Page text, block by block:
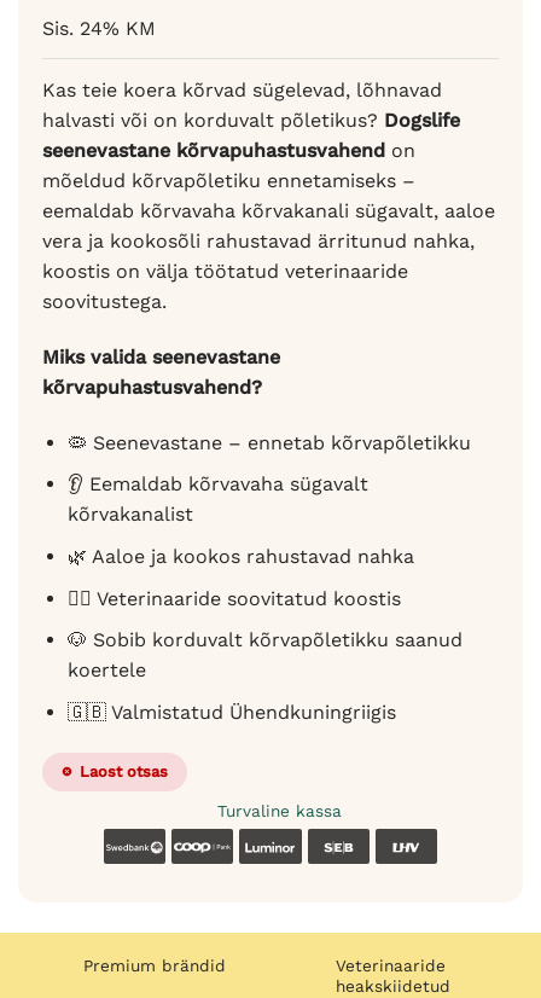
Sis. 24% KM
Kas teie koera kõrvad sügelevad, lõhnavad
halvasti või on korduvalt põletikus? Dogslife
seenevastane kõrvapuhastusvahend on
mõeldud kõrvapõletiku ennetamiseks –
eemaldab kõrvavaha kõrvakanali sügavalt, aaloe
vera ja kookosõli rahustavad ärritunud nahka,
koostis on välja töötatud veterinaaride
soovitustega.
Miks valida seenevastane
kõrvapuhastusvahend?
🦠 Seenevastane – ennetab kõrvapõletikku
👂 Eemaldab kõrvavaha sügavalt
kõrvakanalist
🌿 Aaloe ja kookos rahustavad nahka
👨‍⚕️ Veterinaaride soovitatud koostis
🐶 Sobib korduvalt kõrvapõletikku saanud
koertele
🇬🇧 Valmistatud Ühendkuningriigis
Laost otsas
Turvaline kassa
SwedbankCoop Luminor SEB
Premium brändid
Veterinaaride
heakskiidetud